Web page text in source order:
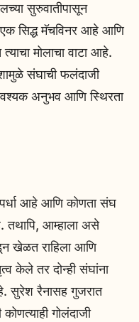
सुरुवातीपासून
सिद्ध मॅचविनर आहे आणि
मोलाचा वाटा आहे.
संघाची फलंदाजी
अनुभव आणि स्थिरता
आहे आणि कोणता संघ
आम्हाला असे
खेळत राहिला आणि
केले तर दोन्ही संघांना
सुरेश रैनासह गुजरात
गोलंदाजी